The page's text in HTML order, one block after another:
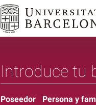
Poseedor Persona y